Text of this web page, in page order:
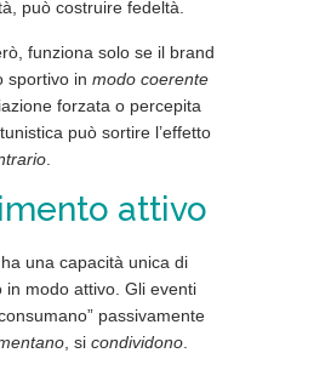
può costruire fedeltà.
funziona solo se il brand
sportivo inmodo coerente
forzata o percepita
può sortire l’effetto
attivo
una capacità unica di
in modo attivo . Gli eventi
passivamente
, sicondividono